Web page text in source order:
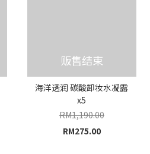
贩售结束
海洋透润 碳酸卸妆水凝露
x5
RM1,190.00
RM275.00